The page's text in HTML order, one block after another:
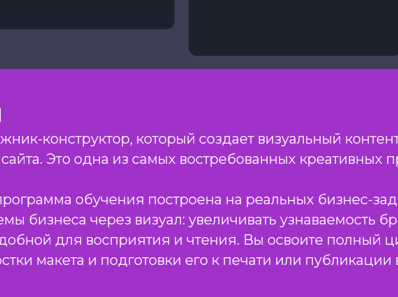
конструктор, который создает визуальный
Это одна из самых востребованных креативных
обучения построена на реальных бизнес-
бизнеса через визуал: увеличивать узнаваемость
для восприятия и чтения. Вы освоите полный
макета и подготовки его к печати или публикации